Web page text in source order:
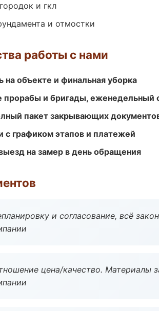
и гкл
и отмостки
работы с нами
на объекте и финальная уборка
прорабы и бригады, еженедельный
пакет закрывающих
с графиком этапов и платежей
на замер в день обращения
и согласование, всё
цена/качество. Материалы